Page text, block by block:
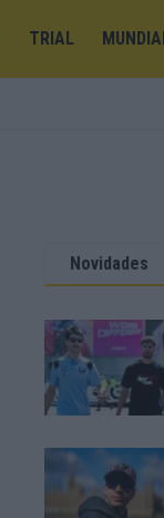
TRIAL
Novidades